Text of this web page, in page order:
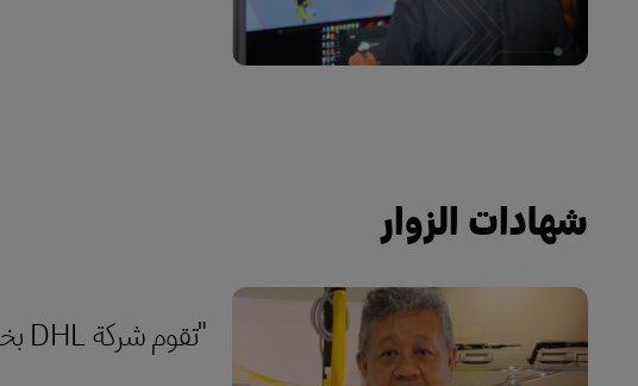
شهادات الزوار
"تقوم شركة DHL بخلق بيئة تمكن العملاء من مشاركة أحلامهم والتفكير بشكل مختلف والخروج من الصندوق"